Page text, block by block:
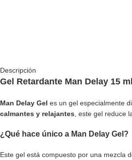
Descripción
Gel Retardante Man Delay 15 ml
Man Delay Gel es un gel especialmente
calmantes y relajantes , este gel reduce
¿Qué hace único a Man Delay Gel?
Este gel está compuesto por una mezcla